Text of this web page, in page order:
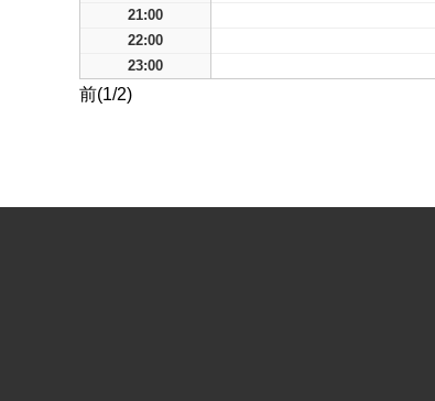
21:00
22:00
23:00
前(1/2)